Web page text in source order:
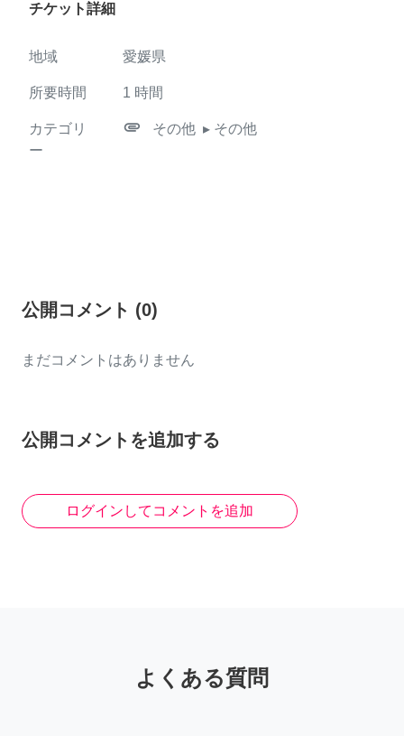
チケット詳細
地域 愛媛県
所要時間 1 時間
カテゴリ
ー
attachment その他 ▸ その他
公開コメント (0)
まだコメントはありません
公開コメントを追加する
ログインしてコメントを追加
よくある質問